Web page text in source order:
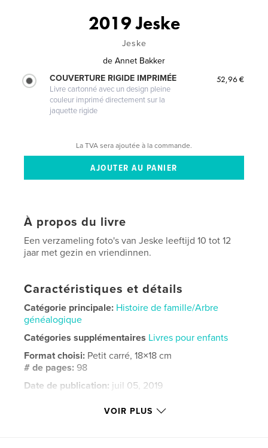
2019 Jeske
Jeske
de Annet Bakker
COUVERTURE RIGIDE IMPRIMÉE
Livre cartonné avec un design pleine
couleur imprimé directement sur la
jaquette rigide
52,96 €
La TVA sera ajoutée à la commande.
À propos du livre
Een verzameling foto's van Jeske leeftijd 10 tot 12
jaar met gezin en vriendinnen.
Caractéristiques et détails
Catégorie principale: Histoire de famille/Arbre
généalogique
Catégories supplémentaires Livres pour enfants
Format choisi: Petit carré, 18×18 cm
# de pages: 98
Date de publication: juil 05, 2019
VOIR PLUS